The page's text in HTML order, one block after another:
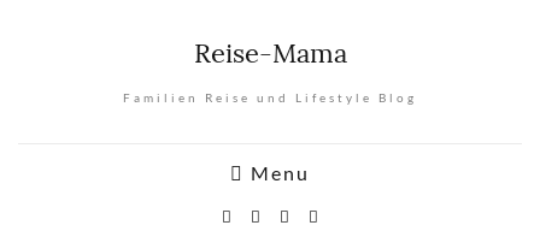
Reise-Mama
Familien Reise und Lifestyle Blog
Menu